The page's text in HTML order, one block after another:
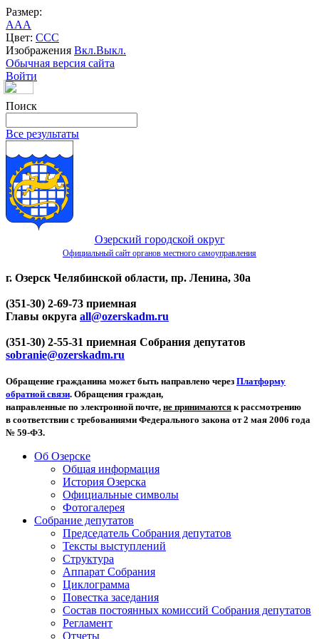
Размер:
AAA
Цвет: CCC
Изображения Вкл.Выкл.
Обычная версия сайта
Войти
Поиск
Все результаты
Озерский городской округ
Официальный сайт органов местного самоуправления
г. Озерск Челябинской области, пр. Ленина, 30а
(351-30) 2-69-73 приемная
Главы округа all@ozerskadm.ru
(351-30) 2-55-31 приемная Собрания депутатов
sobranie@ozerskadm.ru
Обращение гражданина может быть направлено через Платформу
обратной связи. Обращения граждан,
направленные по электронной почте, не принимаются к рассмотрению
в соответствии с требованиями Федерального закона от 2 мая 2006 года
№ 59-ФЗ.
Об Озерске
Общая информация
История Озерска
Официальные символы
Фотогалерея
Собрание депутатов
Председатель Собрания депутатов
Тексты выступлений
Структура
Аппарат Собрания
Циклограмма
Повестка заседания
Состав постоянных комиссий Собрания депутатов
Регламент
Отчеты